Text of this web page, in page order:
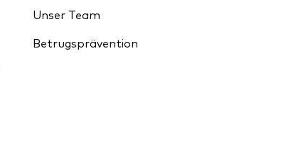
Unser Team
Betrugsprävention